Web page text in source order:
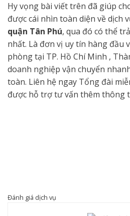
Hy vọng bài viết trên đã giúp
được cái nhìn toàn diện về dịch
quận Tân Phú, qua đó có thể
nhất. Là đơn vị uy tín hàng đầu
phòng tại TP. Hồ Chí Minh ,
doanh nghiệp vận chuyển
toàn. Liên hệ ngay Tổng đài
được hỗ trợ tư vấn thêm thông
Đánh giá dịch vụ